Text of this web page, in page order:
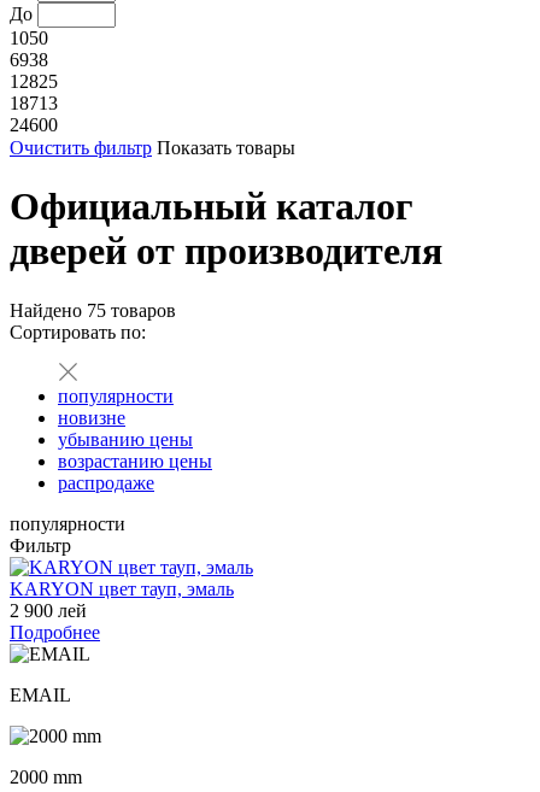
До
1050
6938
12825
18713
24600
Очистить фильтр Показать товары
Официальный каталог
дверей от производителя
Найдено 75 товаров
Сортировать по:
популярности
новизне
убыванию цены
возрастанию цены
распродаже
популярности
Фильтр
KARYON цвет тауп, эмаль
2 900 лей
Подробнее
EMAIL
2000 mm